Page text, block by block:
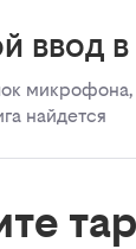
ввод
найдется